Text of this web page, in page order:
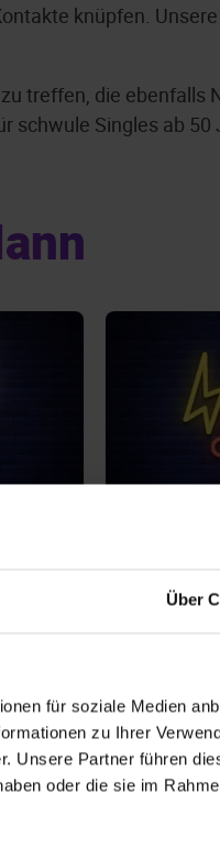
Über
für soziale Medien
zu Ihrer
Unsere Partner führen
oder die sie im
knüpfen.
treffen, die ebenfalls
schwule Singles ab 50
50 - 59
.